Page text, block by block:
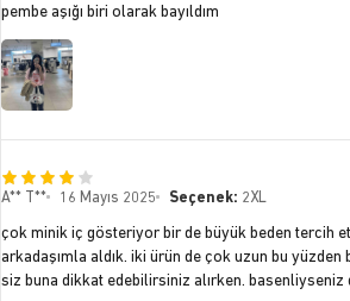
pembe aşığı biri olarak bayıldım
A** T** 16 Mayıs 2025 Seçenek: 2XL
çok minik iç gösteriyor bir de büyük beden tercih
arkadaşımla aldık. iki ürün de çok uzun bu
siz buna dikkat edebilirsiniz alırken. basenliyseniz